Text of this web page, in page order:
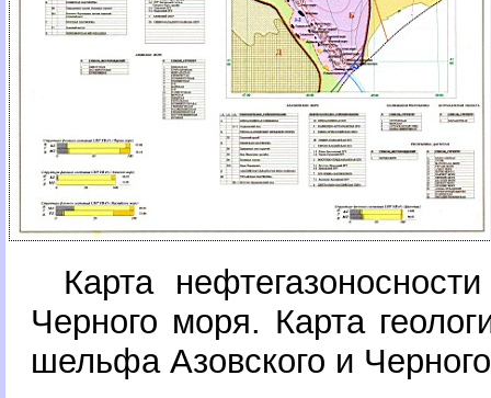
Карта
Черного моря. Карта
шельфа Азовского и